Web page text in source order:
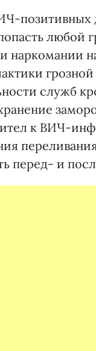
позитивных
любой
наркомании
служб
к ВИЧ-
перед- и